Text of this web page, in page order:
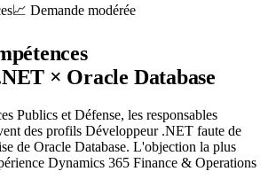
📈 Demande modérée
× Oracle Database
Publics et Défense, les responsables
des profils Développeur .NET faute de
de Oracle Database. L'objection la plus
Dynamics 365 Finance & Operations